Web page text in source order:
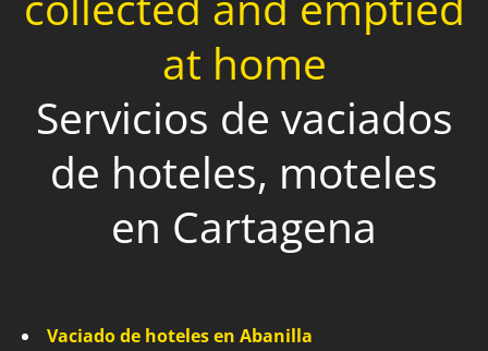
at home
Servicios de vaciados
de hoteles, moteles
en Cartagena
Vaciado de hoteles en Abanilla